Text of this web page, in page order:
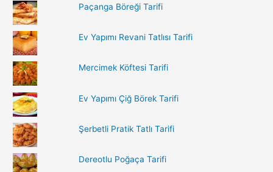
Paçanga Böreği Tarifi
Ev Yapımı Revani Tatlısı Tarifi
Mercimek Köftesi Tarifi
Ev Yapımı Çiğ Börek Tarifi
Şerbetli Pratik Tatlı Tarifi
Dereotlu Poğaça Tarifi